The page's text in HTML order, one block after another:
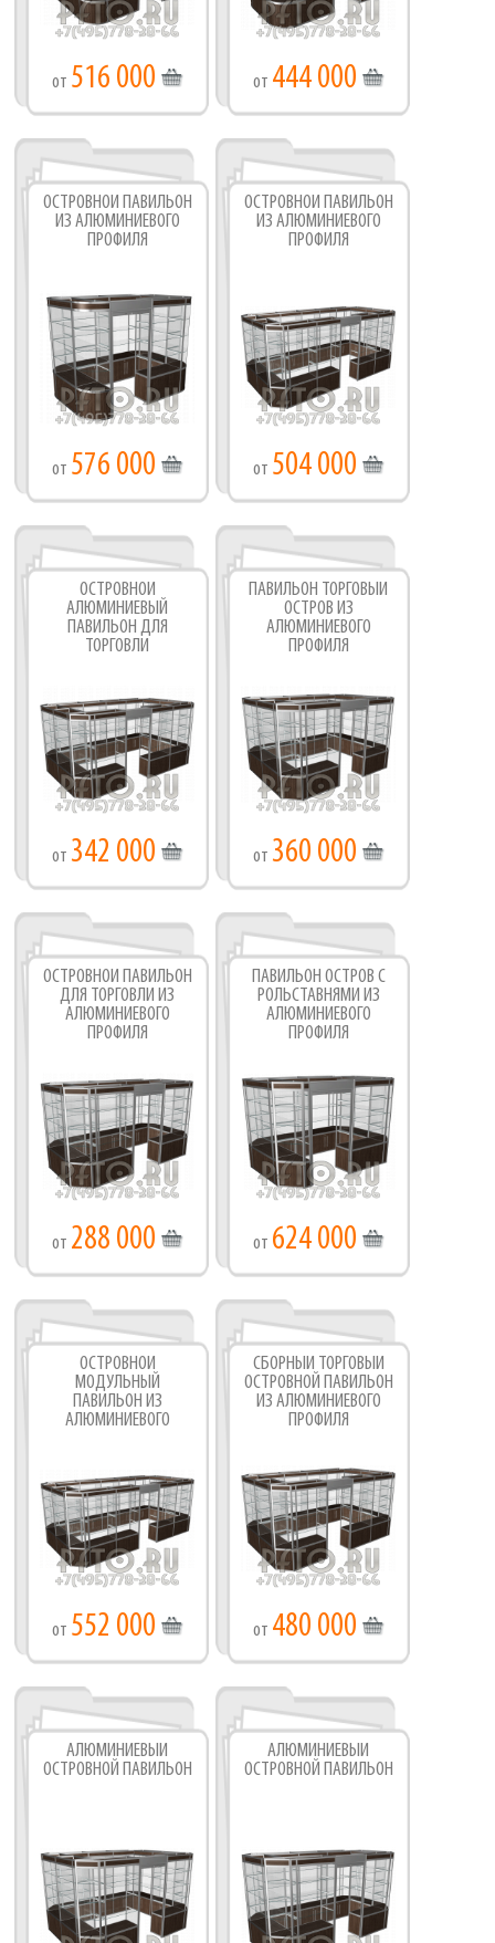
от 516 000 от 444 000
ОСТРОВНОЙ ПАВИЛЬОН
ИЗ АЛЮМИНИЕВОГО
ПРОФИЛЯ
от 576 000
ОСТРОВНОЙ ПАВИЛЬОН
ИЗ АЛЮМИНИЕВОГО
ПРОФИЛЯ
от 504 000
ОСТРОВНОЙ
АЛЮМИНИЕВЫЙ
ПАВИЛЬОН ДЛЯ
ТОРГОВЛИ
от 342 000
ПАВИЛЬОН ТОРГОВЫЙ
ОСТРОВ ИЗ
АЛЮМИНИЕВОГО
ПРОФИЛЯ
от 360 000
ОСТРОВНОЙ ПАВИЛЬОН
ДЛЯ ТОРГОВЛИ ИЗ
АЛЮМИНИЕВОГО
ПРОФИЛЯ
от 288 000
ПАВИЛЬОН ОСТРОВ С
РОЛЬСТАВНЯМИ ИЗ
АЛЮМИНИЕВОГО
ПРОФИЛЯ
от 624 000
ОСТРОВНОЙ
МОДУЛЬНЫЙ
ПАВИЛЬОН ИЗ
АЛЮМИНИЕВОГО
от 552 000
СБОРНЫЙ ТОРГОВЫЙ
ОСТРОВНОЙ ПАВИЛЬОН
ИЗ АЛЮМИНИЕВОГО
ПРОФИЛЯ
от 480 000
АЛЮМИНИЕВЫЙ
ОСТРОВНОЙ ПАВИЛЬОН
АЛЮМИНИЕВЫЙ
ОСТРОВНОЙ ПАВИЛЬОН